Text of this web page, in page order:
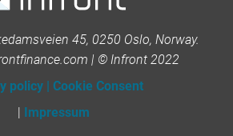
45, 0250 Oslo, Norway.
| © Infront 2022
policy
Cookie Consent
Impressum